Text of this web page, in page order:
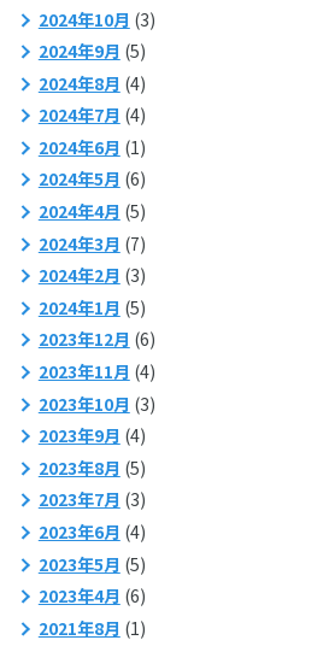
2024年10月 (3)
2024年9月 (5)
2024年8月 (4)
2024年7月 (4)
2024年6月 (1)
2024年5月 (6)
2024年4月 (5)
2024年3月 (7)
2024年2月 (3)
2024年1月 (5)
2023年12月 (6)
2023年11月 (4)
2023年10月 (3)
2023年9月 (4)
2023年8月 (5)
2023年7月 (3)
2023年6月 (4)
2023年5月 (5)
2023年4月 (6)
2021年8月 (1)